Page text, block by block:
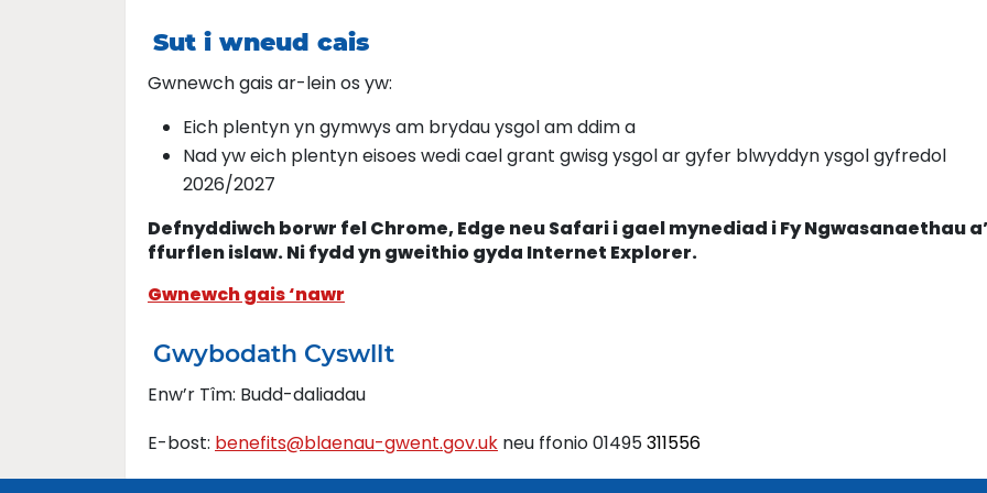
Sut i wneud cais
Gwnewch gais ar-lein os yw:
Eich plentyn yn gymwys am brydau ysgol am ddim a
Nad yw eich plentyn eisoes wedi cael grant gwisg ysgol ar gyfer blwyddyn ysgol gyfredol
2026/2027
Defnyddiwch borwr fel Chrome, Edge neu Safari i gael mynediad i Fy Ngwasanaethau
ffurflen islaw. Ni fydd yn gweithio gyda Internet Explorer.
Gwnewch gais ‘nawr
Gwybodath Cyswllt
Enw’r Tîm: Budd-daliadau
E-bost: benefits@blaenau-gwent.gov.uk neu ffonio 01495311556